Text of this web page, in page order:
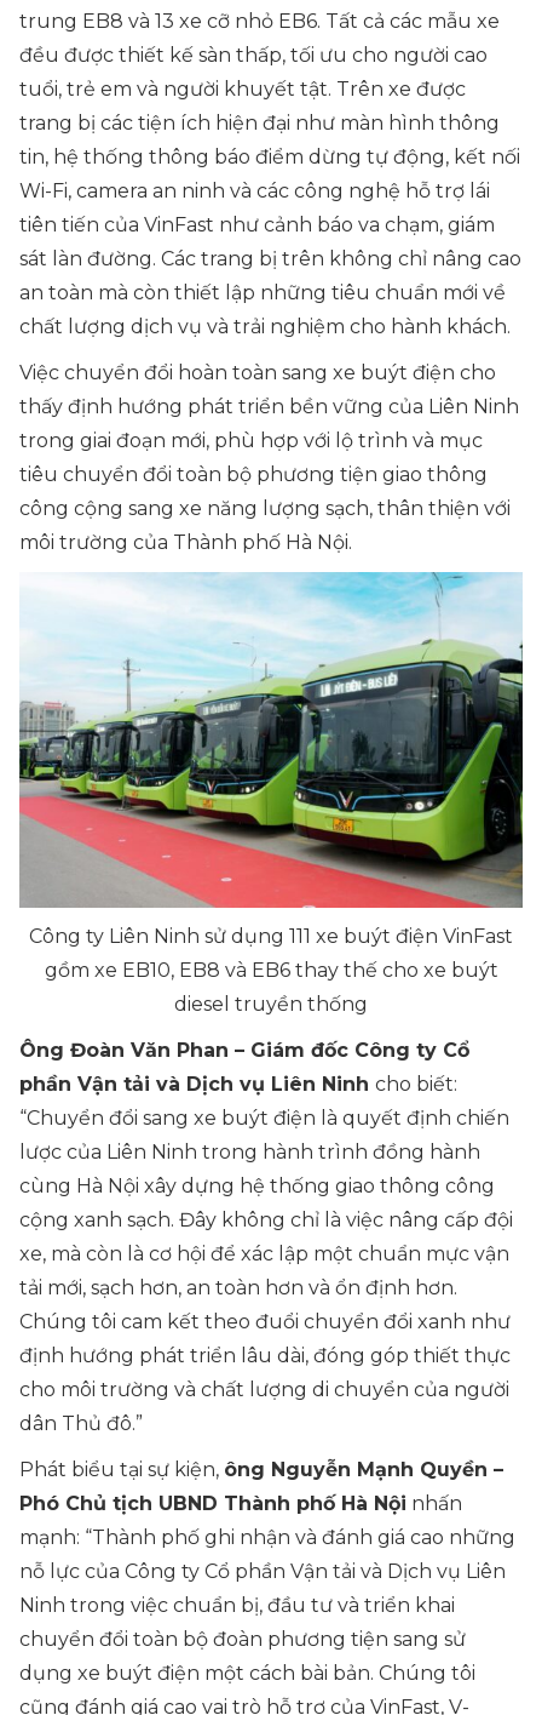
trung EB8 và 13 xe cỡ nhỏ EB6. Tất cả các mẫu xe
đều được thiết kế sàn thấp, tối ưu cho người cao
tuổi, trẻ em và người khuyết tật. Trên xe được
trang bị các tiện ích hiện đại như màn hình thông
tin, hệ thống thông báo điểm dừng tự động, kết nối
Wi-Fi, camera an ninh và các công nghệ hỗ trợ lái
tiên tiến của VinFast như cảnh báo va chạm, giám
sát làn đường. Các trang bị trên không chỉ nâng cao
an toàn mà còn thiết lập những tiêu chuẩn mới về
chất lượng dịch vụ và trải nghiệm cho hành khách.
Việc chuyển đổi hoàn toàn sang xe buýt điện cho
thấy định hướng phát triển bền vững của Liên Ninh
trong giai đoạn mới, phù hợp với lộ trình và mục
tiêu chuyển đổi toàn bộ phương tiện giao thông
công cộng sang xe năng lượng sạch, thân thiện với
môi trường của Thành phố Hà Nội.
Công ty Liên Ninh sử dụng 111 xe buýt điện VinFast
gồm xe EB10, EB8 và EB6 thay thế cho xe buýt
diesel truyền thống
Ông Đoàn Văn Phan – Giám đốc Công ty Cổ
phần Vận tải và Dịch vụ Liên Ninh cho biết:
“Chuyển đổi sang xe buýt điện là quyết định chiến
lược của Liên Ninh trong hành trình đồng hành
cùng Hà Nội xây dựng hệ thống giao thông công
cộng xanh sạch. Đây không chỉ là việc nâng cấp đội
xe, mà còn là cơ hội để xác lập một chuẩn mực vận
tải mới, sạch hơn, an toàn hơn và ổn định hơn.
Chúng tôi cam kết theo đuổi chuyển đổi xanh như
định hướng phát triển lâu dài, đóng góp thiết thực
cho môi trường và chất lượng di chuyển của người
dân Thủ đô.”
Phát biểu tại sự kiện, ông Nguyễn Mạnh Quyền –
Phó Chủ tịch UBND Thành phố Hà Nội nhấn
mạnh: “Thành phố ghi nhận và đánh giá cao những
nỗ lực của Công ty Cổ phần Vận tải và Dịch vụ Liên
Ninh trong việc chuẩn bị, đầu tư và triển khai
chuyển đổi toàn bộ đoàn phương tiện sang sử
dụng xe buýt điện một cách bài bản. Chúng tôi
cũng đánh giá cao vai trò hỗ trợ của VinFast, V-